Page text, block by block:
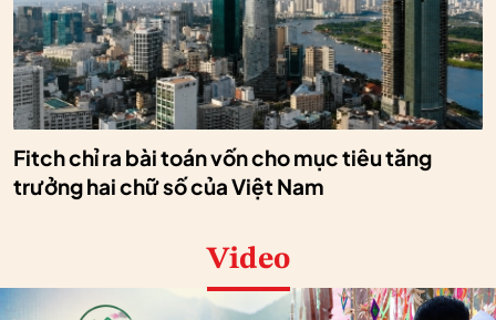
Fitch chỉ ra bài toán vốn cho mục tiêu tăng
trưởng hai chữ số của Việt Nam
Video